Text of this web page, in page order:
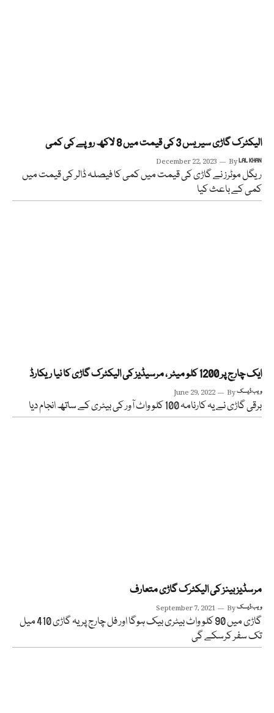
الیکٹرک گاڑی سیریس 3 کی قیمت میں 8 لاکھ روپے کی کمی
December 22, 2023 ByLAL KHAN
ریگل موٹرز نے گاڑی کی قیمت میں کمی کا فیصلہ ڈالر کی قیمت میں
کمی کے باعث کیا
ایک چارج پر 1200 کلو میٹر ، مرسیڈیز کی الیکٹرک گاڑی کا نیا ریکارڈ
June 29, 2022 Byویب ڈیسک
برقی گاڑی نے یہ کارنامہ 100 کلو واٹ آور کی بیٹری کے ساتھ انجام دیا
مرسڈیز بینز کی الیکٹرک گاڑی متعارف
September 7, 2021 Byویب ڈیسک
گاڑی میں 90 کلو واٹ بیٹری بیک ہوگا اور فل چارج پر یہ گاڑی 410 میل
تک سفر کرسکے گی